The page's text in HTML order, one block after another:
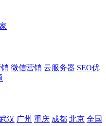
微信营销 云服务器 SEO优
汉 广州 重庆 成都 北京 全国